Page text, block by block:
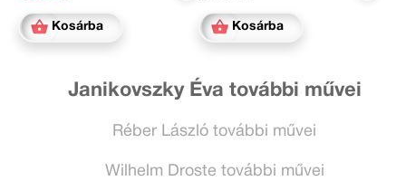
Kosárba Kosárba
Janikovszky Éva további művei
Réber László további művei
Wilhelm Droste további művei